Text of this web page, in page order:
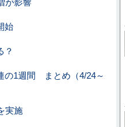
が影響
始
？
の1週間 まとめ（4/24～
実施